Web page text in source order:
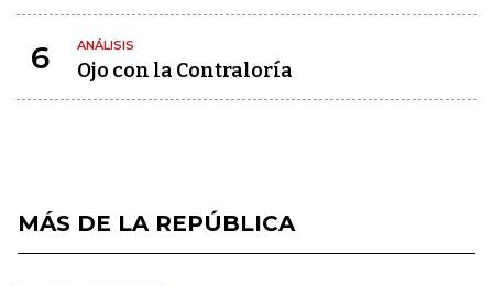
6 ANÁLISIS
Ojo con la Contraloría
MÁS DE LA REPÚBLICA